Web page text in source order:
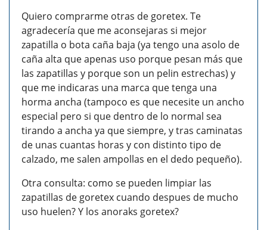
Quiero comprarme otras de goretex. Te
agradecería que me aconsejaras si mejor
zapatilla o bota caña baja (ya tengo una asolo de
caña alta que apenas uso porque pesan más que
las zapatillas y porque son un pelin estrechas) y
que me indicaras una marca que tenga una
horma ancha (tampoco es que necesite un ancho
especial pero si que dentro de lo normal sea
tirando a ancha ya que siempre, y tras caminatas
de unas cuantas horas y con distinto tipo de
calzado, me salen ampollas en el dedo pequeño).
Otra consulta: como se pueden limpiar las
zapatillas de goretex cuando despues de mucho
uso huelen? Y los anoraks goretex?